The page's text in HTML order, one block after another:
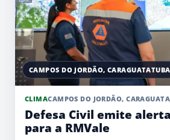
CAMPOS DO JORDÃO,
CLIMACAMPOS DO JORDÃO,
Defesa Civil emite
para a RMVale